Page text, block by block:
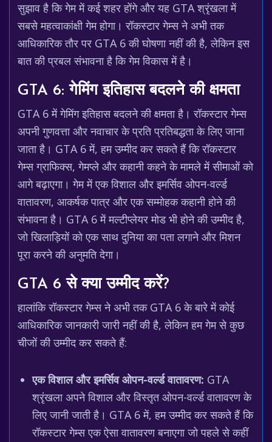
सुझाव है कि गेम में कई शहर होंगे और यह GTA श्रृंखला में
सबसे महत्वाकांक्षी गेम होगा। रॉकस्टार गेम्स ने अभी तक
आधिकारिक तौर पर GTA 6 की घोषणा नहीं की है, लेकिन इस
बात की प्रबल संभावना है कि गेम विकास में है।
GTA 6: गेमिंग इतिहास बदलने की क्षमता
GTA 6 में गेमिंग इतिहास बदलने की क्षमता है। रॉकस्टार गेम्स
अपनी गुणवत्ता और नवाचार के प्रति प्रतिबद्धता के लिए जाना
जाता है। GTA 6 में, हम उम्मीद कर सकते हैं कि रॉकस्टार
गेम्स ग्राफिक्स, गेमप्ले और कहानी कहने के मामले में सीमाओं को
आगे बढ़ाएगा। गेम में एक विशाल और इमर्सिव ओपन-वर्ल्ड
वातावरण, आकर्षक पात्र और एक सम्मोहक कहानी होने की
संभावना है। GTA 6 में मल्टीप्लेयर मोड भी होने की उम्मीद है,
जो खिलाड़ियों को एक साथ दुनिया का पता लगाने और मिशन
पूरा करने की अनुमति देगा।
GTA 6 से क्या उम्मीद करें?
हालांकि रॉकस्टार गेम्स ने अभी तक GTA 6 के बारे में कोई
आधिकारिक जानकारी जारी नहीं की है, लेकिन हम गेम से कुछ
चीजों की उम्मीद कर सकते हैं:
एक विशाल और इमर्सिव ओपन-वर्ल्ड वातावरण: GTA
श्रृंखला अपने विशाल और विस्तृत ओपन-वर्ल्ड वातावरण के
लिए जानी जाती है। GTA 6 में, हम उम्मीद कर सकते हैं कि
रॉकस्टार गेम्स एक ऐसा वातावरण बनाएगा जो पहले से कहीं